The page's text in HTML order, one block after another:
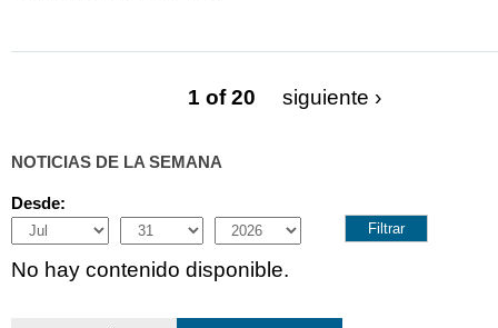
1 of 20 siguiente ›
NOTICIAS DE LA SEMANA
Desde:
Month
Day Year
No hay contenido disponible.